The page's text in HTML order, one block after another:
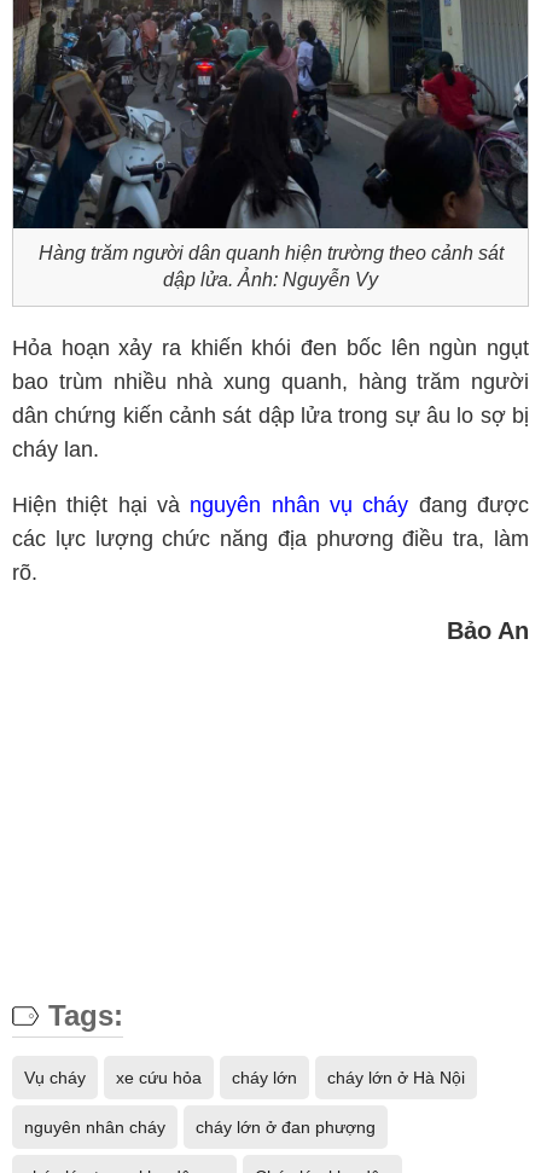
Hàng trăm người dân quanh hiện trường theo cảnh sát
dập lửa. Ảnh: Nguyễn Vy
Hỏa hoạn xảy ra khiến khói đen bốc lên ngùn ngụt
bao trùm nhiều nhà xung quanh, hàng trăm người
dân chứng kiến cảnh sát dập lửa trong sự âu lo sợ bị
cháy lan.
Hiện thiệt hại và nguyên nhân vụ cháy đang được
các lực lượng chức năng địa phương điều tra, làm
rõ.
Bảo An
Tags:
Vụ cháy xe cứu hỏa cháy lớn cháy lớn ở Hà Nội
nguyên nhân cháy cháy lớn ở đan phượng